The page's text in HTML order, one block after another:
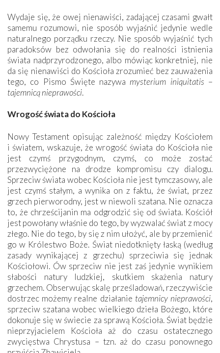
Wydaje się, że owej nienawiści, zadającej czasami gwałt
samemu rozumowi, nie sposób wyjaśnić jedynie wedle
naturalnego porządku rzeczy. Nie sposób wyjaśnić tych
paradoksów bez odwołania się do realności istnienia
świata nadprzyrodzonego, albo mówiąc konkretniej, nie
da się nienawiści do Kościoła zrozumieć bez zauważenia
tego, co Pismo Święte nazywa mysterium iniquitatis –
tajemnicą nieprawości.
Wrogość świata do Kościoła
Nowy Testament opisując zależność między Kościołem
i światem, wskazuje, że wrogość świata do Kościoła nie
jest czymś przygodnym, czymś, co może zostać
przezwyciężone na drodze kompromisu czy dialogu.
Sprzeciw świata wobec Kościoła nie jest tymczasowy, ale
jest czymś stałym, a wynika on z faktu, że świat, przez
grzech pierworodny, jest w niewoli szatana. Nie oznacza
to, że chrześcijanin ma odgrodzić się od świata. Kościół
jest powołany właśnie do tego, by wyzwalać świat z mocy
złego. Nie do tego, by się z nim ułożyć, ale by przemienić
go w Królestwo Boże. Świat niedotknięty łaską (według
zasady wynikającej z grzechu) sprzeciwia się jednak
Kościołowi. Ów sprzeciw nie jest zaś jedynie wynikiem
słabości natury ludzkiej, skutkiem skażenia natury
grzechem. Obserwując skalę prześladowań, rzeczywiście
dostrzec możemy realne działanie tajemnicy nieprawości,
sprzeciw szatana wobec wielkiego dzieła Bożego, które
dokonuje się w świecie za sprawą Kościoła. Świat będzie
nieprzyjacielem Kościoła aż do czasu ostatecznego
zwycięstwa Chrystusa – tzn. aż do czasu ponownego